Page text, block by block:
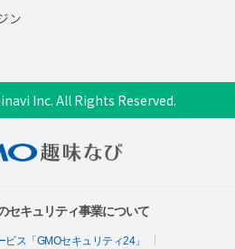
ン
Inc. All Rights Reserved.